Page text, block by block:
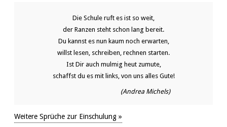
Die Schule ruft es ist so weit,
der Ranzen steht schon lang bereit.
Du kannst es nun kaum noch erwarten,
willst lesen, schreiben, rechnen starten.
Ist Dir auch mulmig heut zumute,
schaffst du es mit links, von uns alles Gute!
(Andrea Michels)
Weitere Sprüche zur Einschulung »